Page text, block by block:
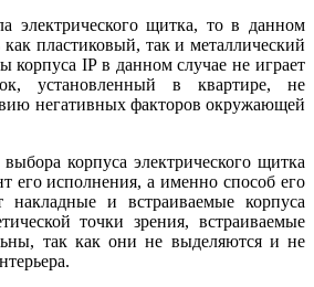
электрического щитка, то в данном
пластиковый, так и металлический
корпуса IP в данном случае не играет
установленный в квартире, не
негативных факторов окружающей
корпуса электрического щитка
его исполнения, а именно способ его
накладные и встраиваемые корпуса
точки зрения, встраиваемые
так как они не выделяются и не